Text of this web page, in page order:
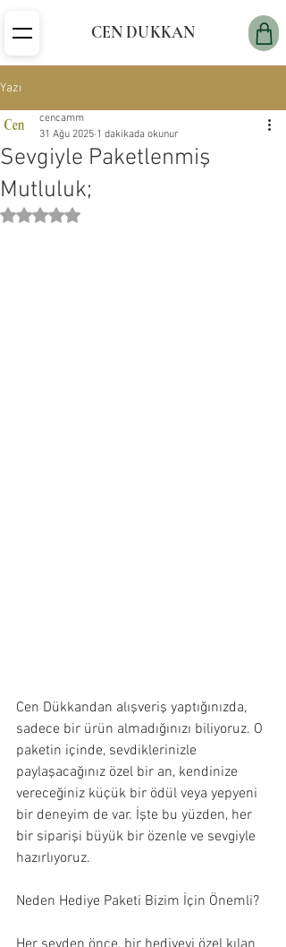
CEN DUKKAN
Yazı
Sevgiyle Paketlenmiş
Mutluluk;
cencamm
31 Ağu 2025 1 dakikada okunur
5 üzerinden NaN yıldız
Cen Dükkandan alışveriş yaptığınızda,
sadece bir ürün almadığınızı biliyoruz. O
paketin içinde, sevdiklerinizle
paylaşacağınız özel bir an, kendinize
vereceğiniz küçük bir ödül veya yepyeni
bir deneyim de var. İşte bu yüzden, her
bir siparişi büyük bir özenle ve sevgiyle
hazırlıyoruz.
Neden Hediye Paketi Bizim İçin Önemli?